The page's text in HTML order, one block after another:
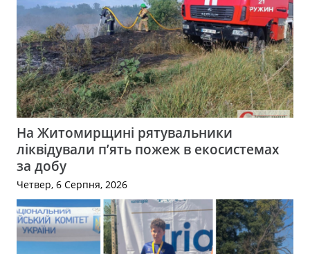
На Житомирщині рятувальники
ліквідували п’ять пожеж в екосистемах
за добу
Четвер, 6 Серпня, 2026